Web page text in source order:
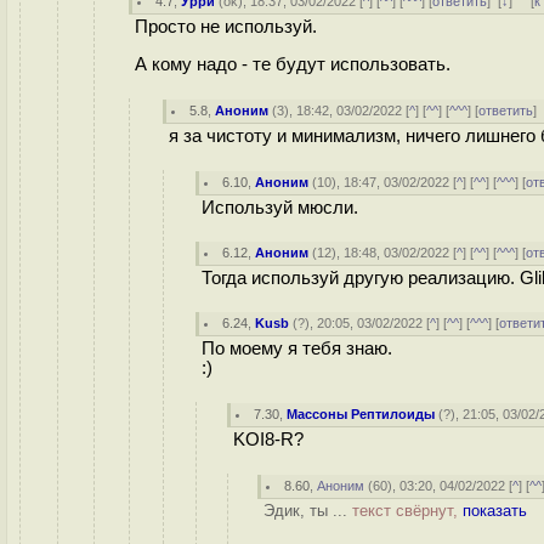
Просто не используй.
А кому надо - те будут использовать.
5.8 ,Аноним (3), 18:42, 03/02/2022 [^] [^^] [^^^] [ответить]
я за чистоту и минимализм, ничего
6.10 ,Аноним (10), 18:47, 03/02/2022 [^] [^^] [^^^] [
Используй мюсли.
6.12 ,Аноним (12), 18:48, 03/02/2022 [^] [^^] [^^^] [
Тогда используй другую реализацию.
6.24 ,Kusb (?), 20:05, 03/02/2022 [^] [^^] [^^^] [
По моему я тебя знаю.
:)
7.30 ,Массоны Рептилоиды (?), 21:05, 03/02/
KOI8-R?
8.60 ,Аноним (60), 03:20, 04/02/2022 [^] [^^
Эдик, ты ... текст свёрнут, показать